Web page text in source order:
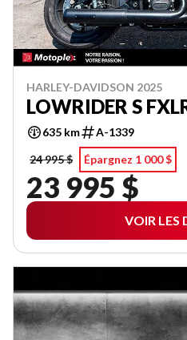
HARLEY-DAVIDSON 2025
LOWRIDER S
635 km
A-1339
24 995 $
Épargnez 1 000 $
23 995 $
VOIR LES